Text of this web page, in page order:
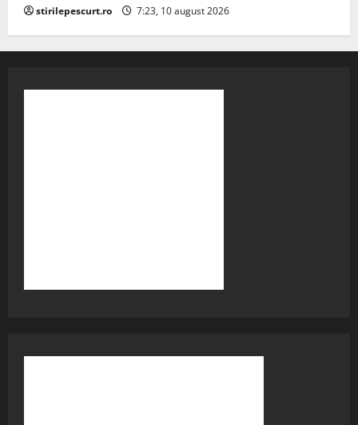
stirilepescurt.ro 7:23, 10 august 2026